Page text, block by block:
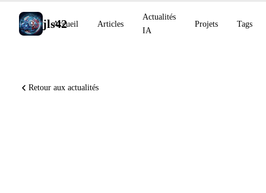
jls42
Accueil Articles
Actualités
IA
Projets Tags
Retour aux actualités